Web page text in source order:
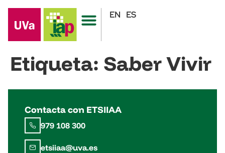
EN ES
Etiqueta: Saber Vivir
Contacta con ETSIIAA
979 108 300
etsiiaa@uva.es